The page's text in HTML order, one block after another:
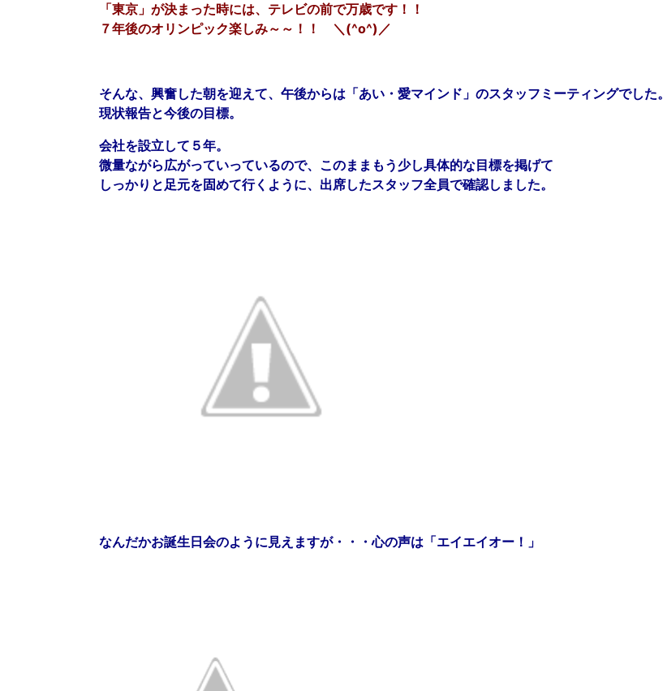
「東京」が決まった時には、テレビの前で万歳です！！
７年後のオリンピック楽しみ～～！！ ＼(^o^)／
そんな、興奮した朝を迎えて、午後からは「あい・愛マインド」のスタッフミーティングでした。
現状報告と今後の目標。
会社を設立して５年。
微量ながら広がっていっているので、このままもう少し具体的な目標を掲げて
しっかりと足元を固めて行くように、出席したスタッフ全員で確認しました。
なんだかお誕生日会のように見えますが・・・心の声は「エイエイオー！」